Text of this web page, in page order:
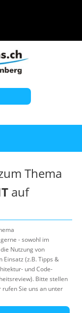
Thema
auf
- sowohl im
Nutzung von
(z.B. Tipps &
und Code-
Bitte stellen
rufen Sie uns an unter